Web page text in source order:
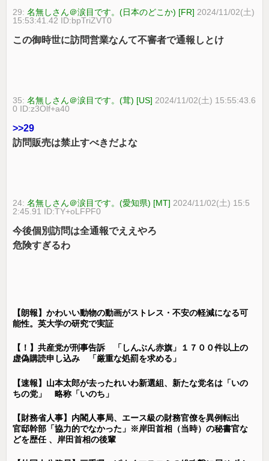
29:名無しさん＠涙目です。(日本のどこか) [FR] 2024/11/02(土)
15:53:41.42 ID:bpTriZVT0
この御時世に訪問営業なんて不審者で通報しとけ
35:名無しさん＠涙目です。(茸) [US] 2024/11/02(土) 15:55:43.6
0 ID:z3Olf+a40
>>29
訪問販売は禁止すべきだよな
24:名無しさん＠涙目です。(愛知県) [MT] 2024/11/02(土) 15:5
2:45.91 ID:TY+oLFPF0
今後個別訪問は全通報でええやろ
危険すぎるわ
【朗報】かわいい動物の動画がストレス・不安の軽減になる可
能性。英大学の研究で実証
【！】共産党が刑事告訴 「しんぶん赤旗」１７００件以上の
虚偽購読申し込み 「厳重な処罰を求める」
【速報】山本太郎が去ったれいわ新選組、新たな党名は「いの
ちの党」 略称「いのち」
【財務省人事】内閣人事局、エース級の財務官僚を異例転出
官邸幹部「協力的でなかった」※岸田首相（当時）の秘書官な
どを歴任 、岸田首相の後輩